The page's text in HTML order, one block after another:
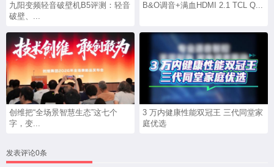
九阳变频轻音破壁机B5评测：轻音
破壁、...
B&O调音+满血HDMI 2.1 TCL Q...
创维把“全场景智慧生态”这七个
字，变...
3 万内健康性能双冠王 三代同堂家
庭优选
发表评论0条